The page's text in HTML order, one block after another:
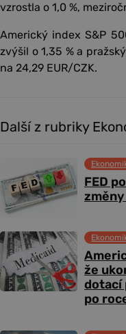
vzrostla o 1,0 %,
Americký index S&P
zvýšil o 1,35 % a
na 24,29 EUR/CZK.
Další z rubriky
FED
změny
že
dotací
po